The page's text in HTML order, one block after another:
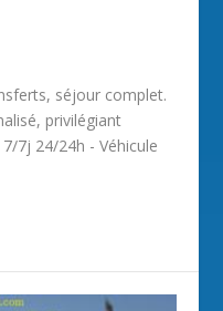
séjour complet.
privilégiant
7j 24/24h - Véhicule